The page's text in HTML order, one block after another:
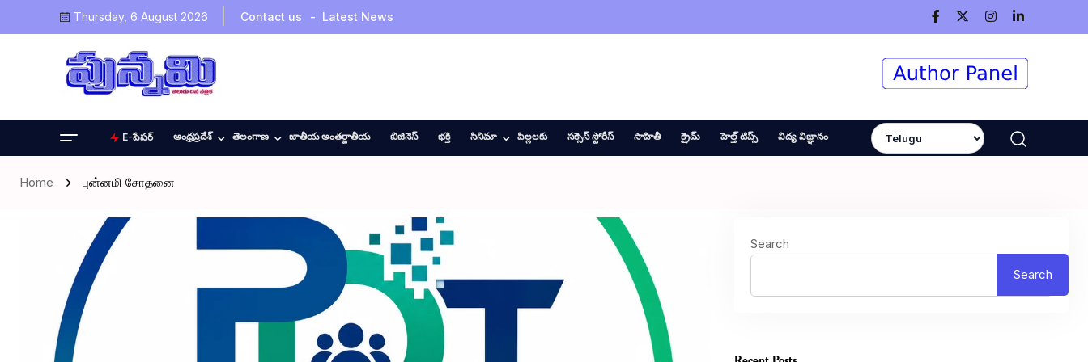
Thursday, 6 August 2026 Contact us Latest News
E-పేపర్ ఆంధ్రప్రదేశ్ తెలంగాణ జాతీయ అంతర్జాతీయ బిజినెస్ భక్తి సినిమా పిల్లలకు సక్సెస్ స్టోరీస్ సాహితీ క్రైమ్ హెల్త్ టిప్స్ విద్య విజ్ఞానం
Home புன்னமி சோதனை
Search
Search